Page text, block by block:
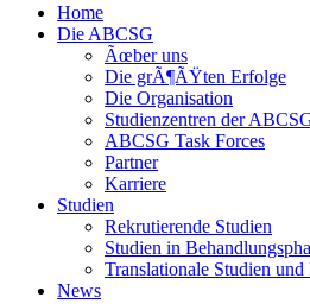
Home
Die ABCSG
Ãœber uns
Die grÃ¶ÃŸten Erfolge
Die Organisation
Studienzentren der
ABCSG Task Forces
Partner
Karriere
Studien
Rekrutierende Studien
Studien in
Translationale Studien und
News